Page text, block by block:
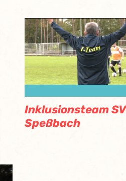
Inklusionsteam SV
Speßbach